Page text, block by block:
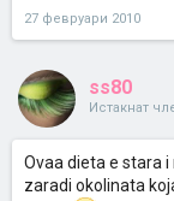
27 февруари 2010
ss80
Истакнат
Ovaa dieta e stara
zaradi okolinata